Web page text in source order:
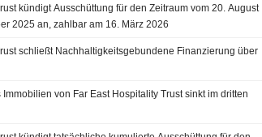
kündigt Ausschüttung für den Zeitraum vom 20. August
2025 an, zahlbar am 16. März 2026
schließt Nachhaltigkeitsgebundene Finanzierung über
von Far East Hospitality Trust sinkt im dritten